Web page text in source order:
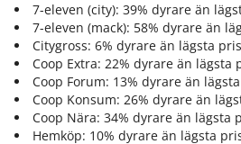
7-eleven (city): 39% dyrare än
7-eleven (mack): 58% dyrare än
Citygross: 6% dyrare än lägsta pris
Coop Extra: 22% dyrare än lägsta
Coop Forum: 13% dyrare än
Coop Konsum: 26% dyrare än
Coop Nära: 34% dyrare än lägsta
Hemköp: 10% dyrare än lägsta